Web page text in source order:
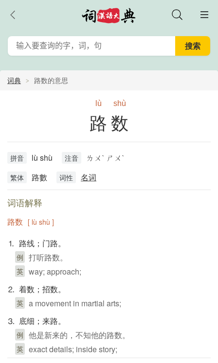
词典 路数的意思
lù shù
路数
拼音 lù shù 注音 ㄌㄨˋ ㄕㄨˋ
繁体 路數 词性 名词
词语解释
路数 [ lù shù ]
⒈ 路线；门路。
例 打听路数。
英 way; approach;
⒉ 着数；招数。
英 a movement in martial arts;
⒊ 底细；来路。
例 他是新来的，不知他的路数。
英 exact details; inside story;